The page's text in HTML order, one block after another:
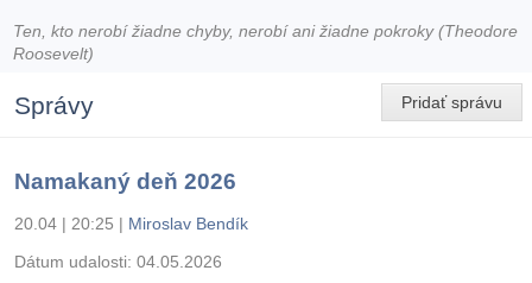
Ten, kto nerobí žiadne chyby, nerobí ani žiadne pokroky (Theodore
Roosevelt)
Pridať správu
Správy
Namakaný deň 2026
20.04 | 20:25 | Miroslav Bendík
Dátum udalosti: 04.05.2026